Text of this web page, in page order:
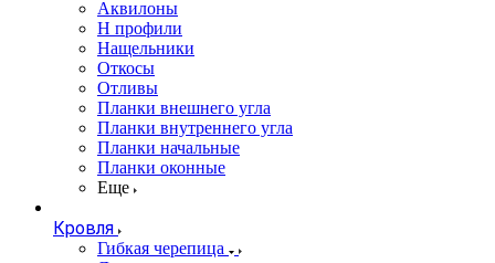
Аквилоны
Н профили
Нащельники
Откосы
Отливы
Планки внешнего угла
Планки внутреннего угла
Планки начальные
Планки оконные
Еще
Кровля
Гибкая черепица